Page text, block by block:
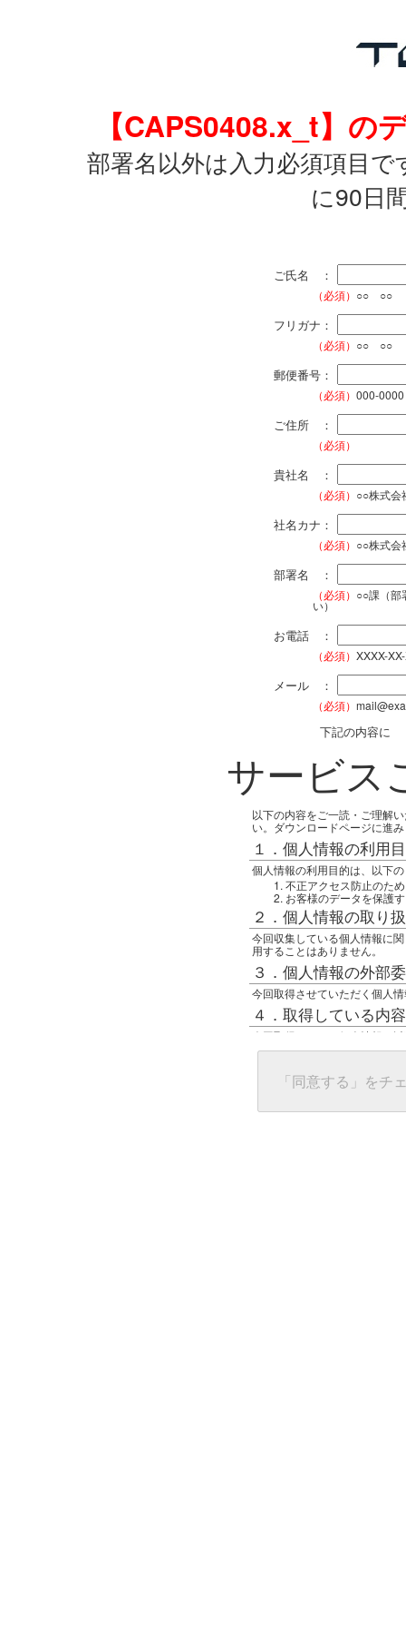
【CAPS0408.x_t】の
部署名以外は入力必須項目
に90日
ご氏名 ：
（必須） ○○ ○○
フリガナ：
（必須） ○○ ○○
郵便番号：
（必須） 000-0000
ご住所 ：
（必須）
貴社名 ：
（必須） ○○株式会
社名カナ：
（必須） ○○株式会
部署名 ：
（必須） ○○課（部
い）
お電話 ：
（必須） XXXX-
メール ：
（必須）
下記の内容に
サービス
以下の内容をご一読・ご理解
い。ダウンロードページに進
１．個人情報の利用
個人情報の利用目的は、以下
不正アクセス防止のため
お客様のデータを保護
２．個人情報の取り
今回収集している個人情報に
用することはありません。
３．個人情報の外部
今回取得させていただく個人
４．取得している内
今回取得している個人情報は
任意の名前
グローバルIPアドレス
接続ホスト情報
５．個人情報に関す
「同意する」をチ